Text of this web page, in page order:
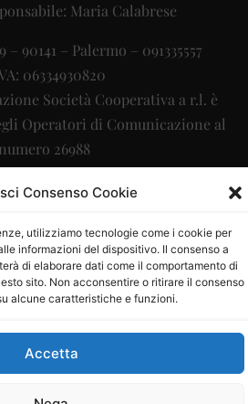
Consenso Cookie
utilizziamo tecnologie come i cookie per
informazioni del dispositivo. Il consenso a
di elaborare dati come il comportamento di
sito. Non acconsentire o ritirare il consenso
alcune caratteristiche e funzioni.
Accetta
Maria Calabrese
– 90141 – Palermo – 091335557
06334930820
Società Cooperativa a r.l. è
Operatori di Comunicazione al
numero 26988
srl– info@ladigitale.it